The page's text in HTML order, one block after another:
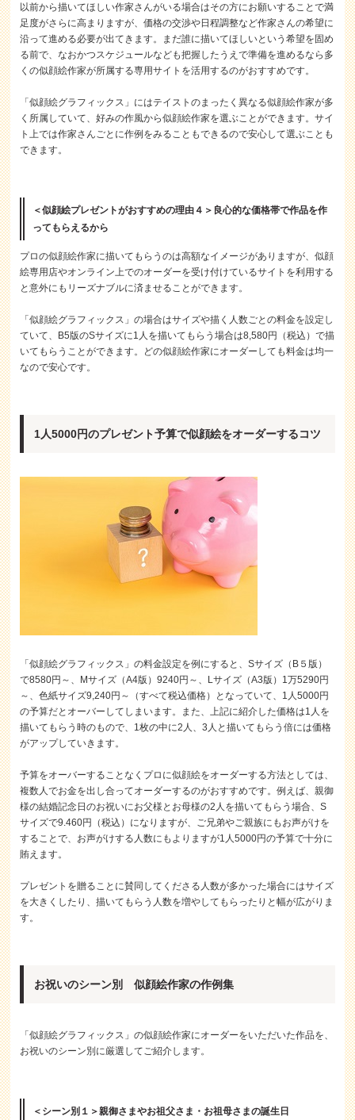
以前から描いてほしい作家さんがいる場合はその方にお願いすることで満
足度がさらに高まりますが、価格の交渉や日程調整など作家さんの希望に
沿って進める必要が出てきます。まだ誰に描いてほしいという希望を固め
る前で、なおかつスケジュールなども把握したうえで準備を進めるなら多
くの似顔絵作家が所属する専用サイトを活用するのがおすすめです。
「似顔絵グラフィックス」にはテイストのまったく異なる似顔絵作家が多
く所属していて、好みの作風から似顔絵作家を選ぶことができます。サイ
ト上では作家さんごとに作例をみることもできるので安心して選ぶことも
できます。
＜似顔絵プレゼントがおすすめの理由４＞良心的な価格帯で作品を作
ってもらえるから
プロの似顔絵作家に描いてもらうのは高額なイメージがありますが、似顔
絵専用店やオンライン上でのオーダーを受け付けているサイトを利用する
と意外にもリーズナブルに済ませることができます。
「似顔絵グラフィックス」の場合はサイズや描く人数ごとの料金を設定し
ていて、B5版のSサイズに1人を描いてもらう場合は8,580円（税込）で描
いてもらうことができます。どの似顔絵作家にオーダーしても料金は均一
なので安心です。
1人5000円のプレゼント予算で似顔絵をオーダーするコツ
「似顔絵グラフィックス」の料金設定を例にすると、Sサイズ（B５版）
で8580円～、Mサイズ（A4版）9240円～、Lサイズ（A3版）1万5290円
～、色紙サイズ9,240円～（すべて税込価格）となっていて、1人5000円
の予算だとオーバーしてしまいます。また、上記に紹介した価格は1人を
描いてもらう時のもので、1枚の中に2人、3人と描いてもらう倍には価格
がアップしていきます。
予算をオーバーすることなくプロに似顔絵をオーダーする方法としては、
複数人でお金を出し合ってオーダーするのがおすすめです。例えば、親御
様の結婚記念日のお祝いにお父様とお母様の2人を描いてもらう場合、S
サイズで9.460円（税込）になりますが、ご兄弟やご親族にもお声がけを
することで、お声がけする人数にもよりますが1人5000円の予算で十分に
賄えます。
プレゼントを贈ることに賛同してくださる人数が多かった場合にはサイズ
を大きくしたり、描いてもらう人数を増やしてもらったりと幅が広がりま
す。
お祝いのシーン別 似顔絵作家の作例集
「似顔絵グラフィックス」の似顔絵作家にオーダーをいただいた作品を、
お祝いのシーン別に厳選してご紹介します。
＜シーン別１＞親御さまやお祖父さま・お祖母さまの誕生日